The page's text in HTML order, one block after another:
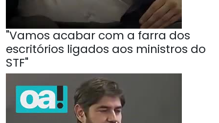
"Vamos acabar com a farra dos
escritórios ligados aos ministros do
STF"